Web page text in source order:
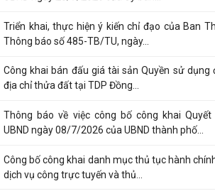
Triển khai Nghị định số 294/2026/NĐ-CP,
CP và Nghị định số 296/2026/NĐ-CP...
Thông báo số 394/TB-VPCP ngày 21/7/
phủ thông báo Kết luận của Thủ tướng...
Triển khai thi hành Nghị định số 274/2026/
định chi tiết một số điều và biện...
Quán triệt chỉ đạo của Tổng Bí thư, Chủ tịch
TB/VPTW, ngày 22/5/2026 và...